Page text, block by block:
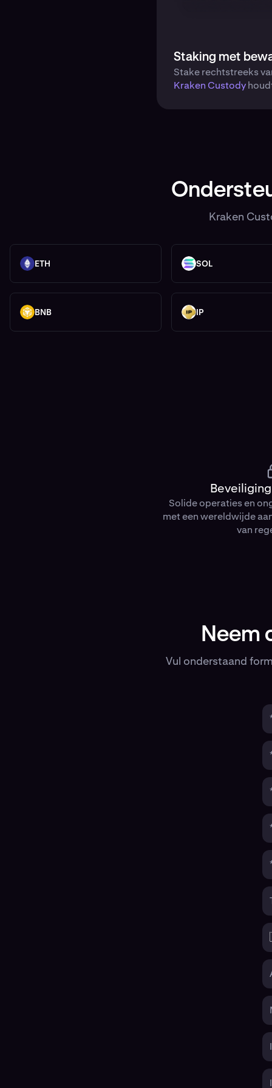
Staking met
Stake rechtstreeks
Kraken Custody
Kraken
ETH ETH SOL SOL
BNB BNB IP IP
Solide operaties en
met een wereldwijde
van
Neem
Vul onderstaand